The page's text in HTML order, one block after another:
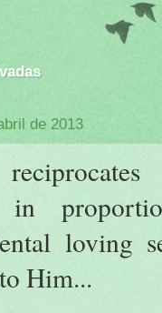
de 2013
in
loving
Him...